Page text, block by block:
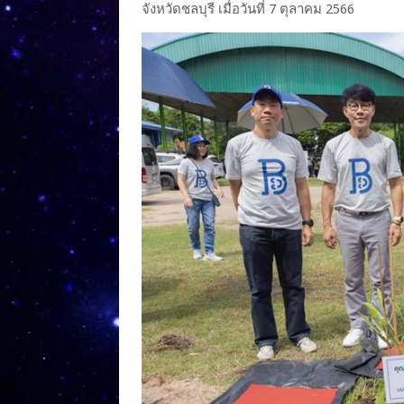
จังหวัดชลบุรี เมื่อวันที่ 7 ตุลาคม 2566